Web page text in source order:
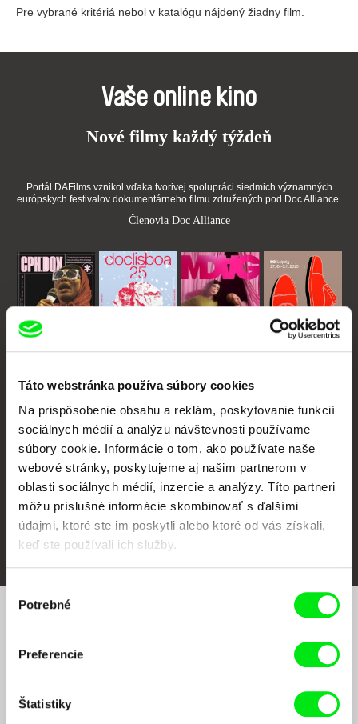
Táto webstránka používa súbory cookies
Na prispôsobenie obsahu a reklám, poskytovanie funkcií
sociálnych médií a analýzu návštevnosti používame
súbory cookie. Informácie o tom, ako používate naše
webové stránky, poskytujeme aj našim partnerom v
oblasti sociálnych médií, inzercie a analýzy. Títo partneri
môžu príslušné informácie skombinovať s ďalšími
údajmi, ktoré ste im poskytli alebo ktoré od vás získali,
keď ste používali ich služby.
Výber
súhlasu
Potrebné
Preferencie
Štatistiky
Pre vybrané kritériá nebol v katalógu nájdený žiadny film.
Vaše online kino
Nové filmy každý týždeň
Portál DAFilms vznikol vďaka tvorivej spolupráci siedmich významných
európskych festivalov dokumentárneho filmu združených pod Doc Alliance.
Členovia Doc Alliance
Against Gravity
FIDMarseille Ji.hlava IDFF Visions du Réel